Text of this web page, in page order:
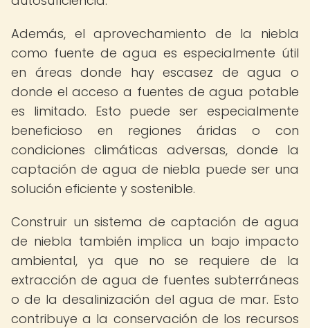
Además, el aprovechamiento de la niebla
como fuente de agua es especialmente útil
en áreas donde hay escasez de agua o
donde el acceso a fuentes de agua potable
es limitado. Esto puede ser especialmente
beneficioso en regiones áridas o con
condiciones climáticas adversas, donde la
captación de agua de niebla puede ser una
solución eficiente y sostenible.
Construir un sistema de captación de agua
de niebla también implica un bajo impacto
ambiental, ya que no se requiere de la
extracción de agua de fuentes subterráneas
o de la desalinización del agua de mar. Esto
contribuye a la conservación de los recursos